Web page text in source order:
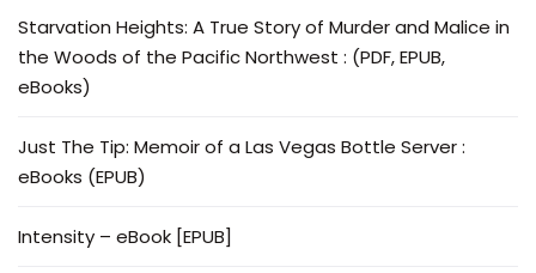
Starvation Heights: A True Story of Murder and Malice in
the Woods of the Pacific Northwest : (PDF, EPUB,
eBooks)
Just The Tip: Memoir of a Las Vegas Bottle Server :
eBooks (EPUB)
Intensity – eBook [EPUB]